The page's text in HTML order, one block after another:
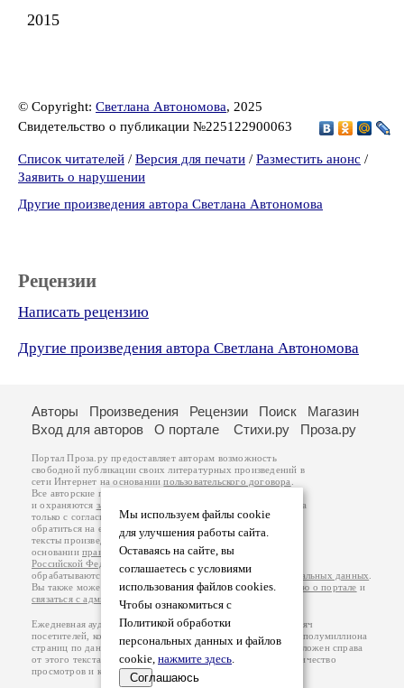
2015
© Copyright: Светлана Автономова, 2025
Свидетельство о публикации №225122900063
Список читателей / Версия для печати / Разместить анонс /
Заявить о нарушении
Другие произведения автора Светлана Автономова
Рецензии
Написать рецензию
Другие произведения автора Светлана Автономова
Мы используем файлы cookie
для улучшения работы сайта.
Оставаясь на сайте, вы
соглашаетесь с условиями
использования файлов cookies.
Чтобы ознакомиться с
Политикой обработки
персональных данных и файлов
cookie, нажмите здесь.
Соглашаюсь
Авторы Произведения Рецензии Поиск
Магазин
Вход для авторов
О портале Стихи.ру Проза.ру
Портал Проза.ру предоставляет авторам возможность
свободной публикации своих литературных произведений в
сети Интернет на основаниипользовательского договора
Все авторские права на произведения принадлежат авторам
и охраняются законом
. Перепечатка произведений возможна
только с согласия его автора, к которому вы можете
обратиться на его авторской странице. Ответственность за
тексты произведений авторы несут самостоятельно на
основанииправил публикацииизаконодательства
Российской Федерации
обрабатываются на основанииПолитики обработки персональных данных
Вы также можете посмотреть более подробнуюинформацию о портале и
связаться с администрацией
Ежедневная аудитория портала Проза.ру – порядка 100 тысяч
посетителей, которые в общей сумме просматривают более полумиллиона
страниц по данным счетчика посещаемости, который расположен справа
от этого текста. В каждой графе указано по две цифры: количество
просмотров и количество посетителей.